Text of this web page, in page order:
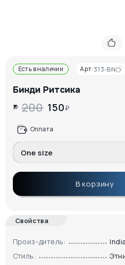
Есть в наличии Арт:313-BN
Бинди Ритсика
200 150₽
Оплата
One size
В корзину
Свойства
Произ-дитель:
Стиль: